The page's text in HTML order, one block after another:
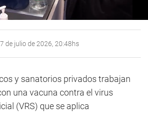
7 de julio de 2026, 20:48hs
y sanatorios privados trabajan
una vacuna contra el virus
(VRS) que se aplica